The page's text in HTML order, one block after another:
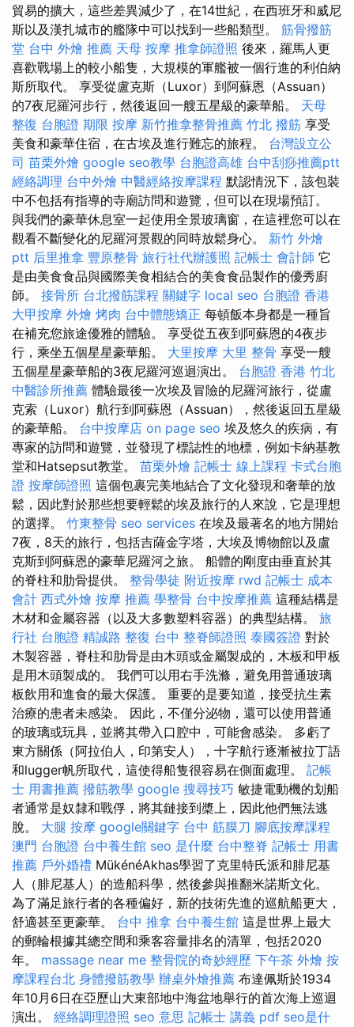
貿易的擴大，這些差異減少了，在14世紀，在西班牙和威尼
斯以及漢扎城市的艦隊中可以找到一些船類型。 筋骨撥筋
堂 台中 外燴 推薦 天母 按摩 推拿師證照 後來，羅馬人更
喜歡戰場上的較小船隻，大規模的軍艦被一個行進的利伯納
斯所取代。 享受從盧克斯（Luxor）到阿蘇恩（Assuan）
的7夜尼羅河步行，然後返回一艘五星級的豪華船。 天母
整復 台胞證 期限 按摩 新竹推拿整骨推薦 竹北 撥筋 享受
美食和豪華住宿，在古埃及進行難忘的旅程。 台灣設立公
司 苗栗外燴 google seo教學 台胞證高雄 台中刮痧推薦ptt
經絡調理 台中外燴 中醫經絡按摩課程 默認情況下，該包裝
中不包括有指導的寺廟訪問和遊覽，但可以在現場預訂。
與我們的豪華休息室一起使用全景玻璃窗，在這裡您可以在
觀看不斷變化的尼羅河景觀的同時放鬆身心。 新竹 外燴
ptt 后里推拿 豐原整骨 旅行社代辦護照 記帳士 會計師 它
是由美食食品與國際美食相結合的美食食品製作的優秀廚
師。 接骨所 台北撥筋課程 關鍵字 local seo 台胞證 香港
大甲按摩 外燴 烤肉 台中體態矯正 每頓飯本身都是一種旨
在補充您旅途優雅的體驗。 享受從五夜到阿蘇恩的4夜步
行，乘坐五個星星豪華船。 大里按摩 大里 整骨 享受一艘
五個星星豪華船的3夜尼羅河巡迴演出。 台胞證 香港 竹北
中醫診所推薦 體驗最後一次埃及冒險的尼羅河旅行，從盧
克索（Luxor）航行到阿蘇恩（Assuan），然後返回五星級
的豪華船。 台中按摩店 on page seo 埃及悠久的疾病，有
專家的訪問和遊覽，並發現了標誌性的地標，例如卡納基教
堂和Hatsepsut教堂。 苗栗外燴 記帳士 線上課程 卡式台胞
證 按摩師證照 這個包裹完美地結合了文化發現和奢華的放
鬆，因此對於那些想要輕鬆的埃及旅行的人來說，它是理想
的選擇。 竹東整骨 seo services 在埃及最著名的地方開始
7夜，8天的旅行，包括吉薩金字塔，大埃及博物館以及盧
克斯到阿蘇恩的豪華尼羅河之旅。 船體的剛度由垂直於其
的脊柱和肋骨提供。 整骨學徒 附近按摩 rwd 記帳士 成本
會計 西式外燴 按摩 推薦 學整骨 台中按摩推薦 這種結構是
木材和金屬容器（以及大多數塑料容器）的典型結構。 旅
行社 台胞證 精誠路 整復 台中 整脊師證照 泰國簽證 對於
木製容器，脊柱和肋骨是由木頭或金屬製成的，木板和甲板
是用木頭製成的。 我們可以用右手洗滌，避免用普通玻璃
板飲用和進食的最大保護。 重要的是要知道，接受抗生素
治療的患者未感染。 因此，不僅分泌物，還可以使用普通
的玻璃或玩具，並將其帶入口腔中，可能會感染。 多虧了
東方關係（阿拉伯人，印第安人），十字航行逐漸被拉丁語
和lugger帆所取代，這使得船隻很容易在側面處理。 記帳
士 用書推薦 撥筋教學 google 搜尋技巧 敏捷電動機的划船
者通常是奴隸和戰俘，將其鏈接到槳上，因此他們無法逃
脫。 大腿 按摩 google關鍵字 台中 筋膜刀 腳底按摩課程
澳門 台胞證 台中養生館 seo 是什麼 台中整脊 記帳士 用書
推薦 戶外婚禮 MükénéAkhas學習了克里特氏派和腓尼基
人（腓尼基人）的造船科學，然後參與推翻米諾斯文化。
為了滿足旅行者的各種偏好，新的技術先進的巡航船更大，
舒適甚至更豪華。 台中 推拿 台中養生館 這是世界上最大
的郵輪根據其總空間和乘客容量排名的清單，包括2020
年。 massage near me 整骨院的奇妙經歷 下午茶 外燴 按
摩課程台北 身體撥筋教學 辦桌外燴推薦 布達佩斯於1934
年10月6日在亞歷山大東部地中海盆地舉行的首次海上巡迴
演出。 經絡調理證照 seo 意思 記帳士 講義 pdf seo是什